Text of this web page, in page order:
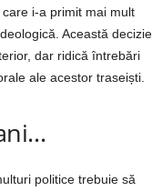
i-a primit mai mult
Această decizie
dar ridică întrebări
ale acestor traseiști.
politice trebuie să